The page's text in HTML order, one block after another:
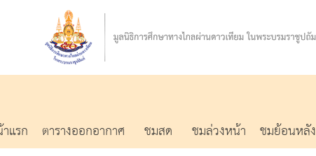
แรก ตารางออกอากาศ ชมสด ชมล่วงหน้า ชมย้อนหลัง